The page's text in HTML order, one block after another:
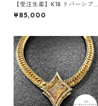
【受注生産】K18 リバーシブル
ペンダント｜額縁フレーム
〈ロンバス 30g用〉｜30g喜
¥85,000